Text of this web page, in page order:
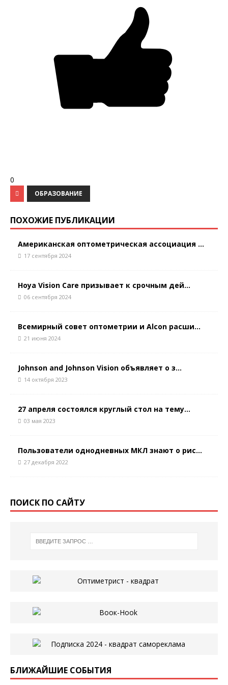
0
ОБРАЗОВАНИЕ
ПОХОЖИЕ ПУБЛИКАЦИИ
Американская оптометрическая ассоциация ...
17 сентября 2024
Hoya Vision Care призывает к срочным дей...
06 сентября 2024
Всемирный совет оптометрии и Alcon расши...
21 июня 2024
Johnson and Johnson Vision объявляет о з...
14 октября 2023
27 апреля состоялся круглый стол на тему...
03 мая 2023
Пользователи однодневных МКЛ знают о рис...
27 декабря 2022
ПОИСК ПО САЙТУ
БЛИЖАЙШИЕ СОБЫТИЯ